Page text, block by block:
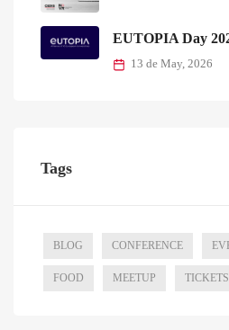
EUTOPIA Day
13 de May, 2026
Tags
BLOG CONFERENCE
FOOD MEETUP TICKETS